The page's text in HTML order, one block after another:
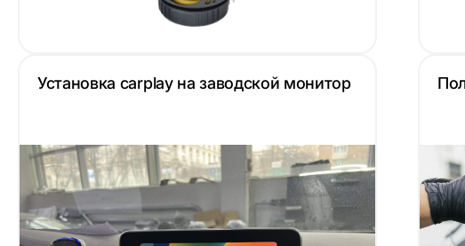
Установка carplay на заводской монитор